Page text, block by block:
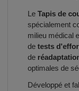
Le Tapis de
spécialement
milieu médical
de tests
de
optimales de
Développé et